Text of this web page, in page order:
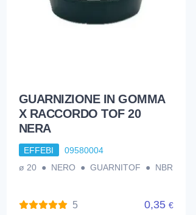
GUARNIZIONE IN GOMMA
X RACCORDO TOF 20
NERA
EFFEBI
09580004
ø 20 ● NERO ● GUARNITOF ● NBR
5 0,35€